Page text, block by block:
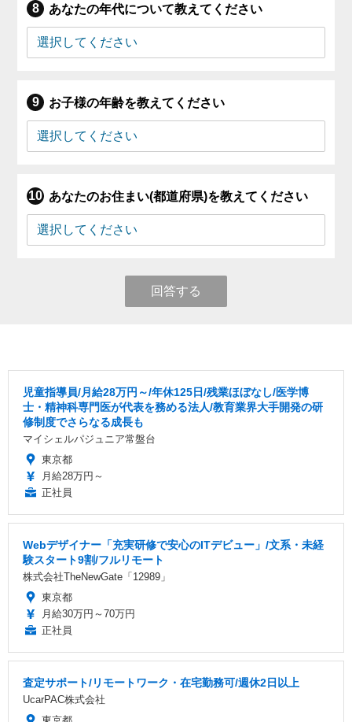
あなたの年代について教えてください
お子様の年齢を教えてください
あなたのお住まい(都道府県)を教えてください
回答する
児童指導員/月給28万円～/年休125日/残業ほぼなし/医学博
士・精神科専門医が代表を務める法人/教育業界大手開発の研
修制度でさらなる成長も
マイシェルパジュニア常盤台
東京都
月給28万円～
正社員
Webデザイナー「充実研修で安心のITデビュー」/文系・未経
験スタート9割/フルリモート
株式会社TheNewGate「12989」
東京都
月給30万円～70万円
正社員
査定サポート/リモートワーク・在宅勤務可/週休2日以上
UcarPAC株式会社